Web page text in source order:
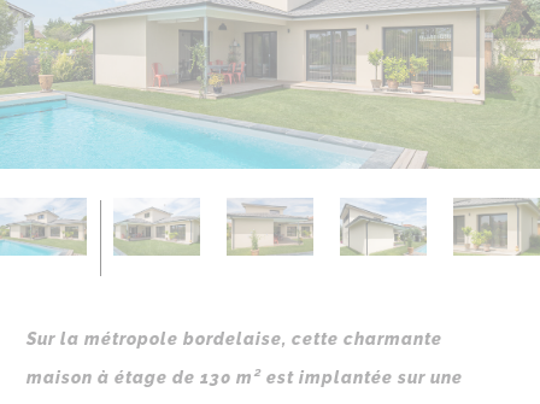
Sur la métropole bordelaise, cette charmante
maison à étage de 130 m² est implantée sur une